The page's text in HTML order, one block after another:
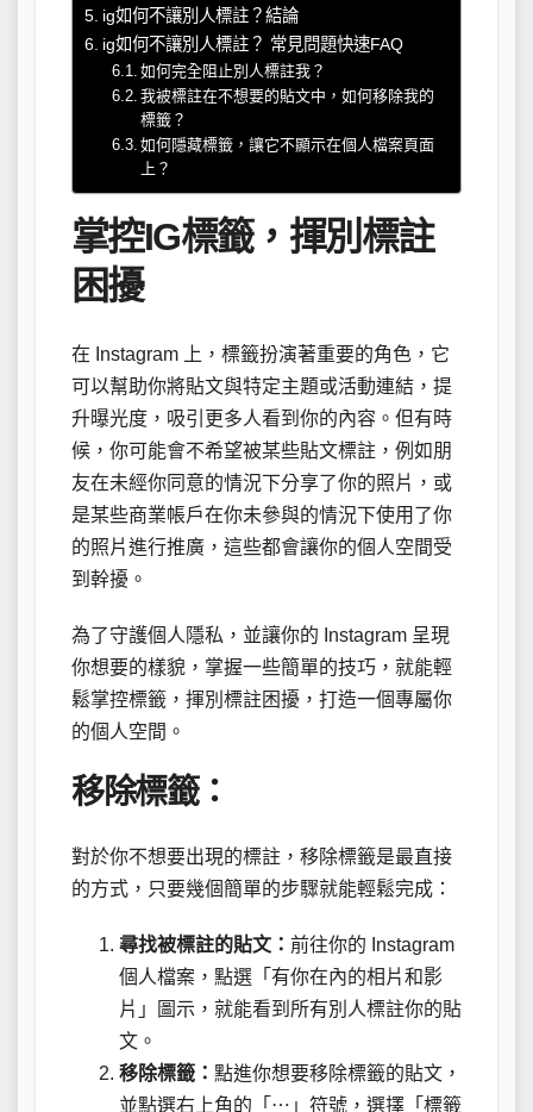
ig如何不讓別人標註？結論
ig如何不讓別人標註？ 常見問題快速FAQ
如何完全阻止別人標註我？
我被標註在不想要的貼文中，如何移除我的
標籤？
如何隱藏標籤，讓它不顯示在個人檔案頁面
上？
掌控IG標籤，揮別標註
困擾
在 Instagram 上，標籤扮演著重要的角色，它
可以幫助你將貼文與特定主題或活動連結，提
升曝光度，吸引更多人看到你的內容。但有時
候，你可能會不希望被某些貼文標註，例如朋
友在未經你同意的情況下分享了你的照片，或
是某些商業帳戶在你未參與的情況下使用了你
的照片進行推廣，這些都會讓你的個人空間受
到幹擾。
為了守護個人隱私，並讓你的 Instagram 呈現
你想要的樣貌，掌握一些簡單的技巧，就能輕
鬆掌控標籤，揮別標註困擾，打造一個專屬你
的個人空間。
移除標籤：
對於你不想要出現的標註，移除標籤是最直接
的方式，只要幾個簡單的步驟就能輕鬆完成：
尋找被標註的貼文： 前往你的 Instagram
個人檔案，點選「有你在內的相片和影
片」圖示，就能看到所有別人標註你的貼
文。
移除標籤： 點進你想要移除標籤的貼文，
並點選右上角的「⋯」符號，選擇「標籤